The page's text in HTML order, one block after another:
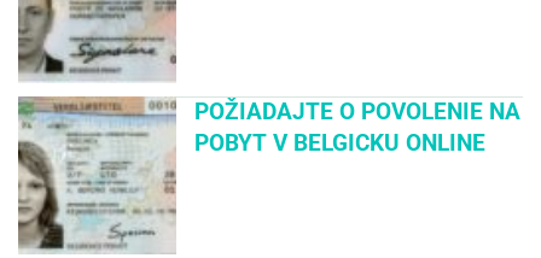
POŽIADAJTE O POVOLENIE NA
POBYT V BELGICKU ONLINE